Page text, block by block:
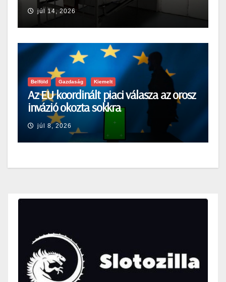
júl 14, 2026
Belföld Gazdaság Kiemelt
Az EU koordinált piaci válasza az orosz
invázió okozta sokkra
júl 8, 2026